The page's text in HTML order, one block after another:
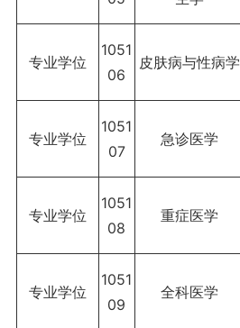
专业学位
1051
06
皮肤病与性病学
专业学位
1051
07
急诊医学
专业学位
1051
08
重症医学
专业学位
1051
09
全科医学